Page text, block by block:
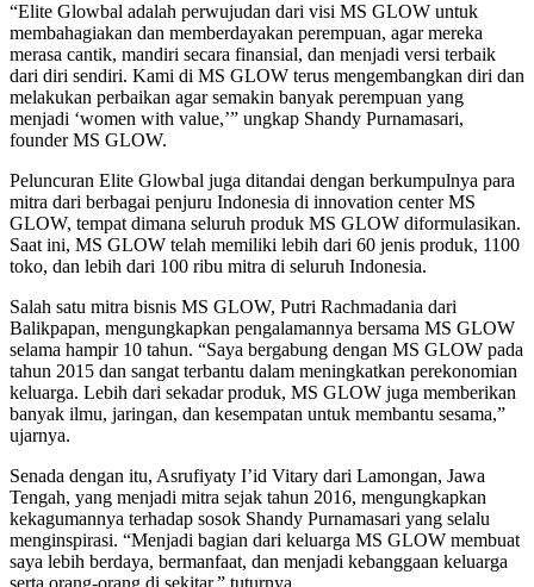
“Elite Glowbal adalah perwujudan dari visi MS GLOW untuk
membahagiakan dan memberdayakan perempuan, agar mereka
merasa cantik, mandiri secara finansial, dan menjadi versi terbaik
dari diri sendiri. Kami di MS GLOW terus mengembangkan diri dan
melakukan perbaikan agar semakin banyak perempuan yang
menjadi ‘women with value,’” ungkap Shandy Purnamasari,
founder MS GLOW.
Peluncuran Elite Glowbal juga ditandai dengan berkumpulnya para
mitra dari berbagai penjuru Indonesia di innovation center MS
GLOW, tempat dimana seluruh produk MS GLOW diformulasikan.
Saat ini, MS GLOW telah memiliki lebih dari 60 jenis produk, 1100
toko, dan lebih dari 100 ribu mitra di seluruh Indonesia.
Salah satu mitra bisnis MS GLOW, Putri Rachmadania dari
Balikpapan, mengungkapkan pengalamannya bersama MS GLOW
selama hampir 10 tahun. “Saya bergabung dengan MS GLOW pada
tahun 2015 dan sangat terbantu dalam meningkatkan perekonomian
keluarga. Lebih dari sekadar produk, MS GLOW juga memberikan
banyak ilmu, jaringan, dan kesempatan untuk membantu sesama,”
ujarnya.
Senada dengan itu, Asrufiyaty I’id Vitary dari Lamongan, Jawa
Tengah, yang menjadi mitra sejak tahun 2016, mengungkapkan
kekagumannya terhadap sosok Shandy Purnamasari yang selalu
menginspirasi. “Menjadi bagian dari keluarga MS GLOW membuat
saya lebih berdaya, bermanfaat, dan menjadi kebanggaan keluarga